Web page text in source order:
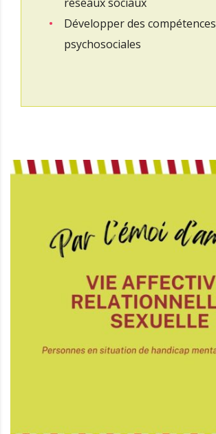
Développer des compétences
psychosociales